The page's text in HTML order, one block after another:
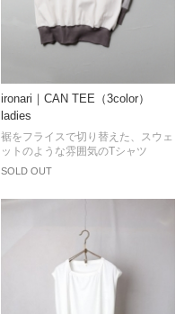
ironari｜CAN TEE（3color）
ladies
SOLD OUT
裾をフライスで切り替えた、スウェ
ットのような雰囲気のTシャツ